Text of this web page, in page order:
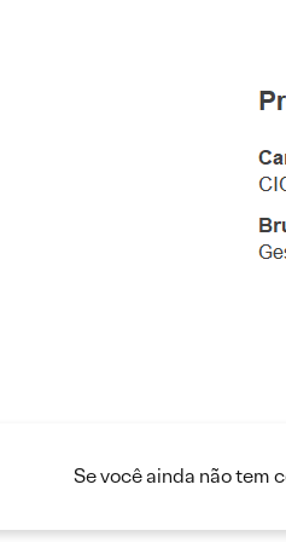
Se você ainda não tem